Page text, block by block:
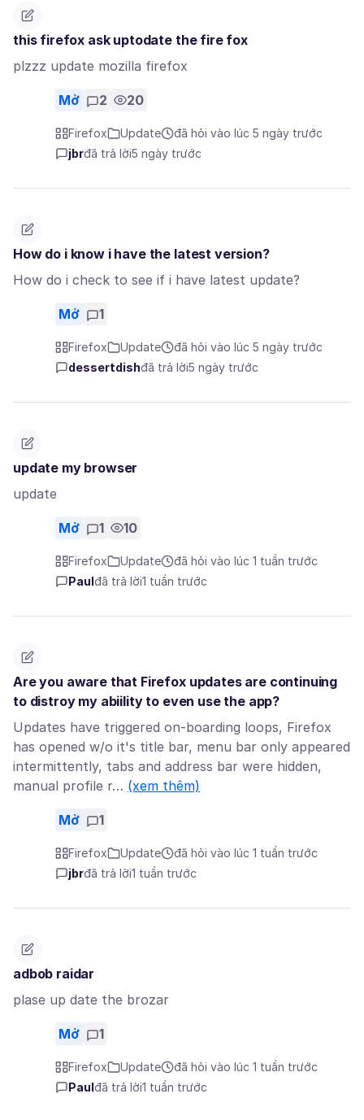
this firefox ask uptodate the fire fox
plzzz update mozilla firefox
Mở 2 20
Firefox Update
đã hỏi vào lúc 5 ngày trước
jbrđã trả lời5 ngày trước
How do i know i have the latest version?
How do i check to see if i have latest update?
Mở 1
Firefox Update
đã hỏi vào lúc 5 ngày trước
dessertdishđã trả lời5 ngày trước
update my browser
update
Mở 1 10
Firefox Update
đã hỏi vào lúc 1 tuần trước
Paul đã trả lời1 tuần trước
Are you aware that Firefox updates are continuing
to distroy my abiility to even use the app?
Updates have triggered on-boarding loops, Firefox
has opened w/o it's title bar, menu bar only appeared
intermittently, tabs and address bar were hidden,
manual profile r… (xem thêm)
Mở 1
Firefox Update
đã hỏi vào lúc 1 tuần trước
jbrđã trả lời1 tuần trước
adbob raidar
plase up date the brozar
Mở 1
Firefox Update
đã hỏi vào lúc 1 tuần trước
Paul đã trả lời1 tuần trước